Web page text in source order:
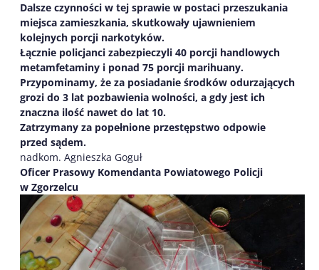
Dalsze czynności w tej sprawie w postaci przeszukania
miejsca zamieszkania, skutkowały ujawnieniem
kolejnych porcji narkotyków.
Łącznie policjanci zabezpieczyli 40 porcji handlowych
metamfetaminy i ponad 75 porcji marihuany.
Przypominamy, że za posiadanie środków odurzających
grozi do 3 lat pozbawienia wolności, a gdy jest ich
znaczna ilość nawet do lat 10.
Zatrzymany za popełnione przestępstwo odpowie
przed sądem.
nadkom. Agnieszka Goguł
Oficer Prasowy Komendanta Powiatowego Policji
w Zgorzelcu